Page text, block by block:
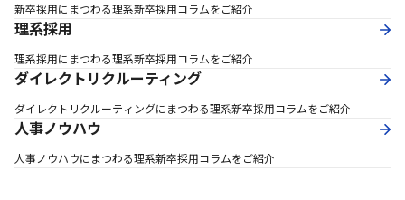
新卒採用にまつわる理系新卒採用コラムをご紹介
理系採用
理系採用にまつわる理系新卒採用コラムをご紹介
ダイレクトリクルーティング
ダイレクトリクルーティングにまつわる理系新卒採用コラムをご紹介
人事ノウハウ
人事ノウハウにまつわる理系新卒採用コラムをご紹介